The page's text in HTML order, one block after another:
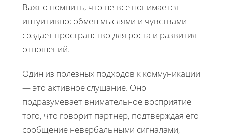
Важно помнить, что не все понимается
интуитивно; обмен мыслями и чувствами
создает пространство для роста и развития
отношений.
Один из полезных подходов к коммуникации
— это активное слушание. Оно
подразумевает внимательное восприятие
того, что говорит партнер, подтверждая его
сообщение невербальными сигналами,